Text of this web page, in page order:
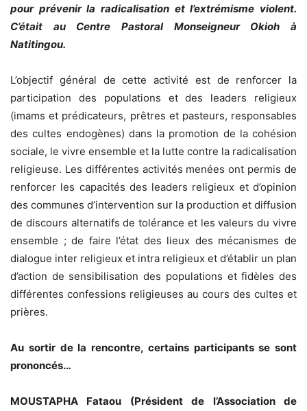
pour prévenir la radicalisation et l’extrémisme violent.
C’était au Centre Pastoral Monseigneur Okioh à
Natitingou.
L’objectif général de cette activité est de renforcer la
participation des populations et des leaders religieux
(imams et prédicateurs, prêtres et pasteurs, responsables
des cultes endogènes) dans la promotion de la cohésion
sociale, le vivre ensemble et la lutte contre la radicalisation
religieuse. Les différentes activités menées ont permis de
renforcer les capacités des leaders religieux et d’opinion
des communes d’intervention sur la production et diffusion
de discours alternatifs de tolérance et les valeurs du vivre
ensemble ; de faire l’état des lieux des mécanismes de
dialogue inter religieux et intra religieux et d’établir un plan
d’action de sensibilisation des populations et fidèles des
différentes confessions religieuses au cours des cultes et
prières.
Au sortir de la rencontre, certains participants se sont
prononcés…
MOUSTAPHA Fataou (Président de l’Association de